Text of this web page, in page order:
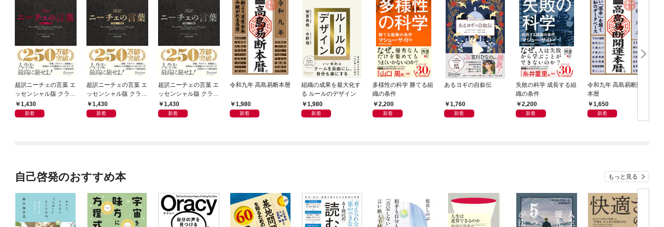
超訳ニーチェの言葉 エ
ッセンシャル版 クラシ
ックカバー赤箔
1,430
新着
超訳ニーチェの言葉 エ
ッセンシャル版 クラシ
ックカバー金箔
1,430
新着
超訳ニーチェの言葉 エ
ッセンシャル版 クラシ
ックカバー銀箔
1,430
新着
令和九年 高島易断本暦
1,980
新着
組織の成果を最大化す
る ルールのデザイン
1,980
新着
多様性の科学 勝てる組
織の条件
2,200
新着
あるヨギの自叙伝
1,760
新着
失敗の科学 成長する組
織の条件
2,200
新着
令和九年 高島易断開運
本暦
1,650
新着
自己啓発のおすすめ本 もっと見る